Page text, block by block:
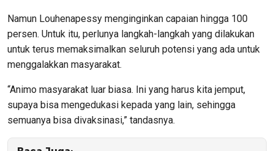
Namun Louhenapessy menginginkan capaian hingga 100
persen. Untuk itu, perlunya langkah-langkah yang dilakukan
untuk terus memaksimalkan seluruh potensi yang ada untuk
menggalakkan masyarakat.
“Animo masyarakat luar biasa. Ini yang harus kita jemput,
supaya bisa mengedukasi kepada yang lain, sehingga
semuanya bisa divaksinasi,” tandasnya.